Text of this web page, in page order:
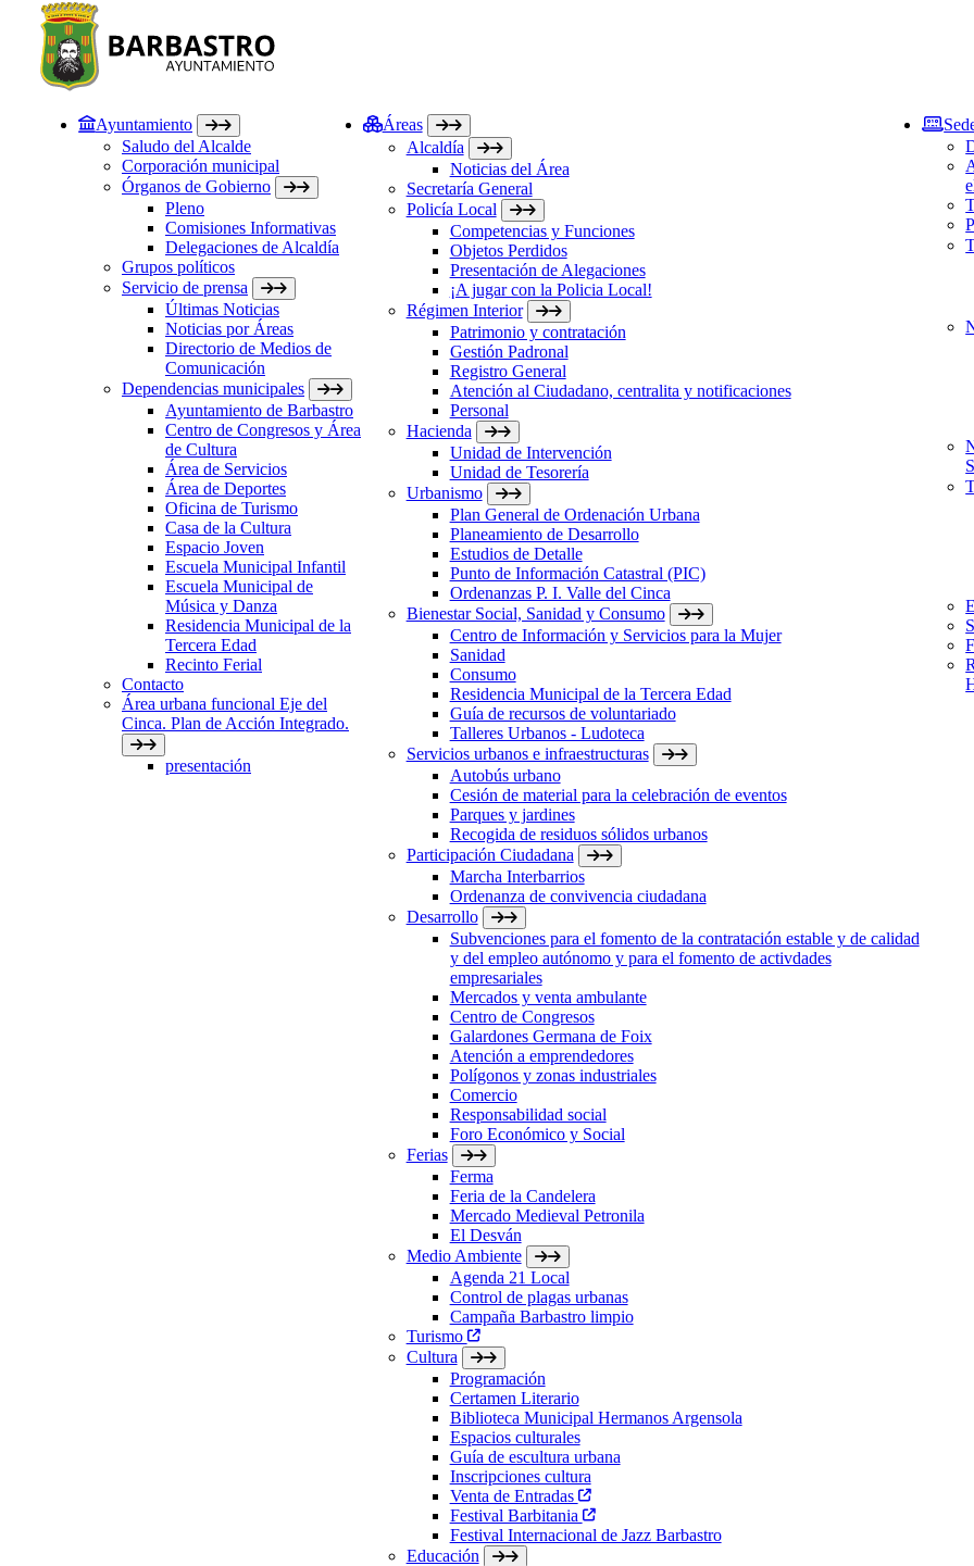
Ayuntamiento
Saludo del Alcalde
Corporación municipal
Órganos de Gobierno
Pleno
Comisiones Informativas
Delegaciones de Alcaldía
Grupos políticos
Servicio de prensa
Últimas Noticias
Noticias por Áreas
Directorio de Medios de
Comunicación
Dependencias municipales
Ayuntamiento de Barbastro
Centro de Congresos y Área
de Cultura
Área de Servicios
Área de Deportes
Oficina de Turismo
Casa de la Cultura
Espacio Joven
Escuela Municipal Infantil
Escuela Municipal de
Música y Danza
Residencia Municipal de la
Tercera Edad
Recinto Ferial
Contacto
Área urbana funcional Eje del
Cinca. Plan de Acción Integrado.
presentación
Áreas
Alcaldía
Noticias del Área
Secretaría General
Policía Local
Competencias y Funciones
Objetos Perdidos
Presentación de Alegaciones
¡A jugar con la Policia Local!
Régimen Interior
Patrimonio y contratación
Gestión Padronal
Registro General
Atención al Ciudadano, centralita y notificaciones
Personal
Hacienda
Unidad de Intervención
Unidad de Tesorería
Urbanismo
Plan General de Ordenación Urbana
Planeamiento de Desarrollo
Estudios de Detalle
Punto de Información Catastral (PIC)
Ordenanzas P. I. Valle del Cinca
Bienestar Social, Sanidad y Consumo
Centro de Información y Servicios para la Mujer
Sanidad
Consumo
Residencia Municipal de la Tercera Edad
Guía de recursos de voluntariado
Talleres Urbanos - Ludoteca
Servicios urbanos e infraestructuras
Autobús urbano
Cesión de material para la celebración de eventos
Parques y jardines
Recogida de residuos sólidos urbanos
Participación Ciudadana
Marcha Interbarrios
Ordenanza de convivencia ciudadana
Desarrollo
Subvenciones para el fomento de la contratación estable y de calidad
y del empleo autónomo y para el fomento de activdades
empresariales
Mercados y venta ambulante
Centro de Congresos
Galardones Germana de Foix
Atención a emprendedores
Polígonos y zonas industriales
Comercio
Responsabilidad social
Foro Económico y Social
Ferias
Ferma
Feria de la Candelera
Mercado Medieval Petronila
El Desván
Medio Ambiente
Agenda 21 Local
Control de plagas urbanas
Campaña Barbastro limpio
Turismo
Cultura
Programación
Certamen Literario
Biblioteca Municipal Hermanos Argensola
Espacios culturales
Guía de escultura urbana
Inscripciones cultura
Venta de Entradas
Festival Barbitania
Festival Internacional de Jazz Barbastro
Educación